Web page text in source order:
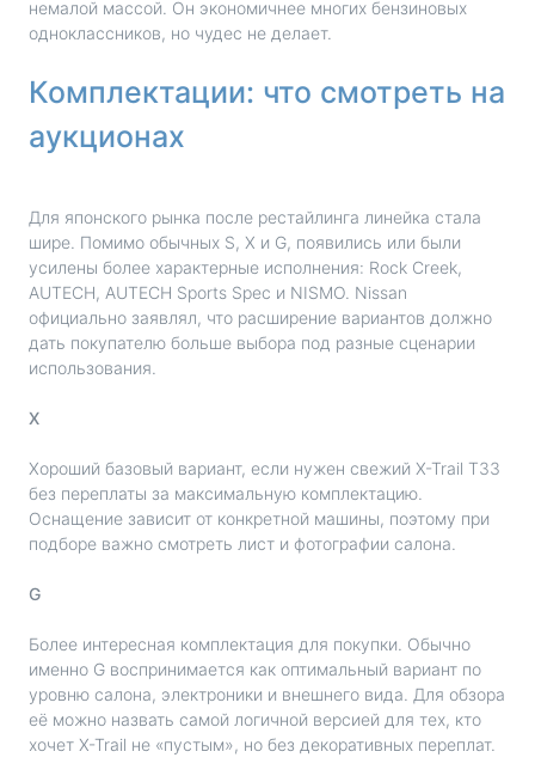
немалой массой. Он экономичнее многих бензиновых
одноклассников, но чудес не делает.
Комплектации: что смотреть на
аукционах
Для японского рынка после рестайлинга линейка стала
шире. Помимо обычных S, X и G, появились или были
усилены более характерные исполнения: Rock Creek,
AUTECH, AUTECH Sports Spec и NISMO. Nissan
официально заявлял, что расширение вариантов должно
дать покупателю больше выбора под разные сценарии
использования.
X
Хороший базовый вариант, если нужен свежий X-Trail T33
без переплаты за максимальную комплектацию.
Оснащение зависит от конкретной машины, поэтому при
подборе важно смотреть лист и фотографии салона.
G
Более интересная комплектация для покупки. Обычно
именно G воспринимается как оптимальный вариант по
уровню салона, электроники и внешнего вида. Для обзора
её можно назвать самой логичной версией для тех, кто
хочет X-Trail не «пустым», но без декоративных переплат.